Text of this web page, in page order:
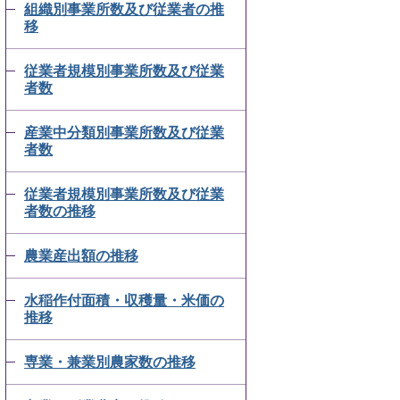
組織別事業所数及び従業者の推
移
従業者規模別事業所数及び従業
者数
産業中分類別事業所数及び従業
者数
従業者規模別事業所数及び従業
者数の推移
農業産出額の推移
水稲作付面積・収穫量・米価の
推移
専業・兼業別農家数の推移